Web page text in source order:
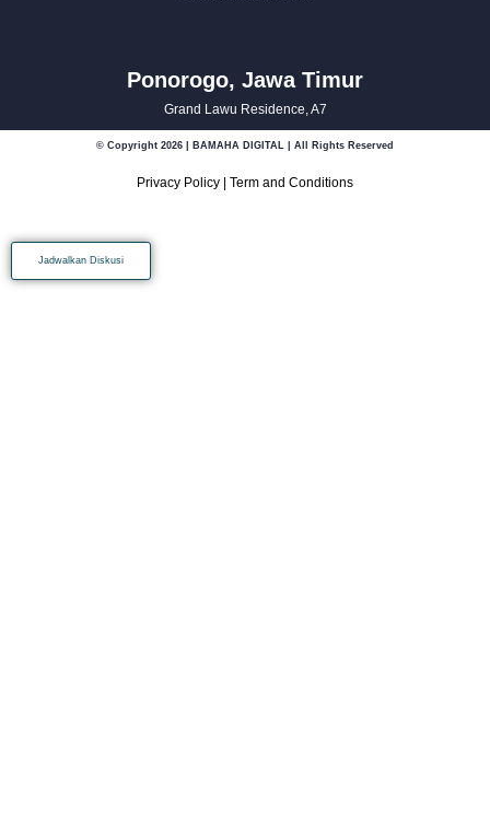
Ponorogo, Jawa Timur
Grand Lawu Residence, A7
© Copyright 2026 | BAMAHA DIGITAL | All Rights Reserved
Privacy Policy Term and Conditions
Jadwalkan Diskusi